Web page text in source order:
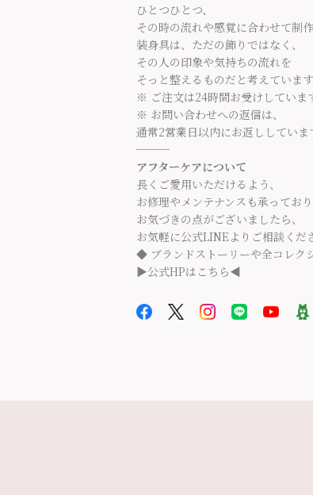
ひとつひとつ、
その時の流れや感覚に合わせて制作
装身具は、ただの飾りではなく、
その人の印象や気持ちの流れを
そっと整えるものだと考えています
※ ご注文は24時間お受けしていま
※ お問い合わせへの返信は、
通常2営業日以内にお返ししていま
───
アフターケアについて
長くご愛用いただけるよう、
お修理やメンテナンスも承っており
お気づきの点がございましたら、
お気軽に公式LINEよりご相談くだ
◆ ブランドストーリーや全コレク
▶公式HPはこちら◀